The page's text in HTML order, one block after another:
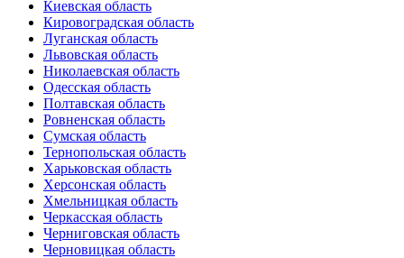
Киевская область
Кировоградская область
Луганская область
Львовская область
Николаевская область
Одесская область
Полтавская область
Ровненская область
Сумская область
Тернопольская область
Харьковская область
Херсонская область
Хмельницкая область
Черкасская область
Черниговская область
Черновицкая область